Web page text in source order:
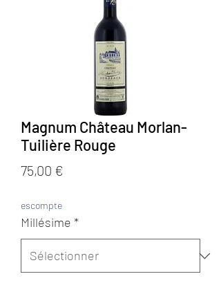
Magnum Château Morlan-
Tuilière Rouge
75,00 €
escompte
Millésime *